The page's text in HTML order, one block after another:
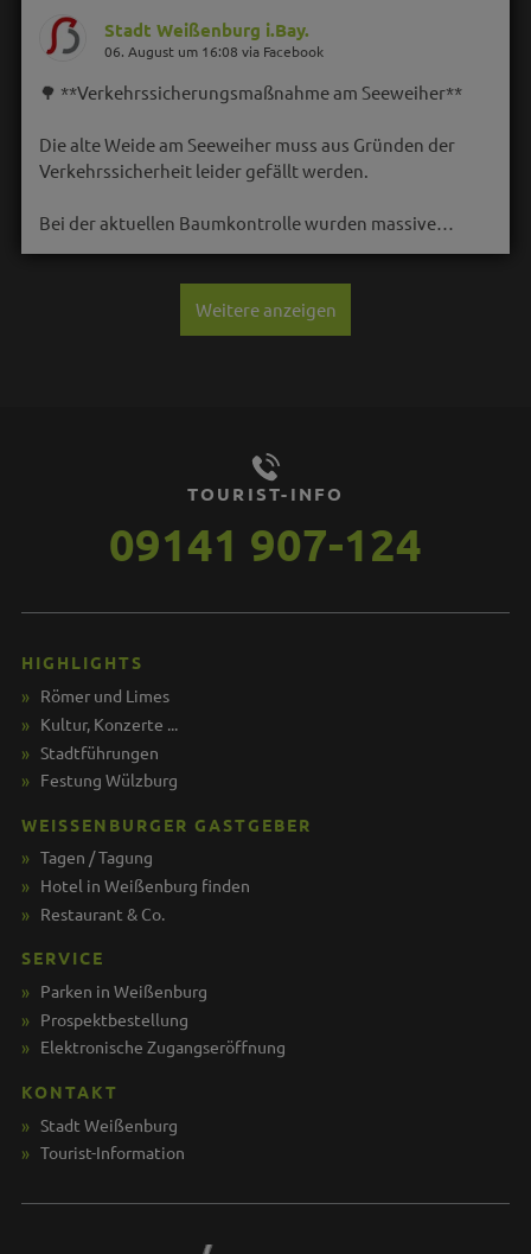
Stadt Weißenburg i.Bay.
06. August um 16:08 via Facebook
🌳 **Verkehrssicherungsmaßnahme am Seeweiher**
Die alte Weide am Seeweiher muss aus Gründen der
Verkehrssicherheit leider gefällt werden.
Bei der aktuellen Baumkontrolle wurden massive…
Weitere anzeigen
TOURIST-INFO
09141 907-124
HIGHLIGHTS
Römer und Limes
Kultur, Konzerte ...
Stadtführungen
Festung Wülzburg
WEISSENBURGER GASTGEBER
Tagen / Tagung
Hotel in Weißenburg finden
Restaurant & Co.
SERVICE
Parken in Weißenburg
Prospektbestellung
Elektronische Zugangseröffnung
KONTAKT
Stadt Weißenburg
Tourist-Information